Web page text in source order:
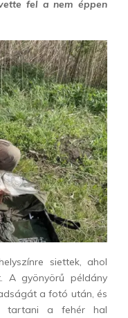
fel a nem éppen
siettek, ahol
A gyönyörű példány
a fotó után, és
tartani a fehér hal